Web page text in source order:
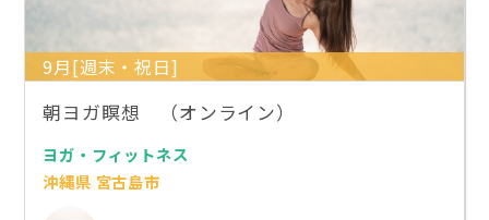
9月[週末・祝日]
朝ヨガ瞑想 （オンライン）
ヨガ・フィットネス
沖縄県 宮古島市